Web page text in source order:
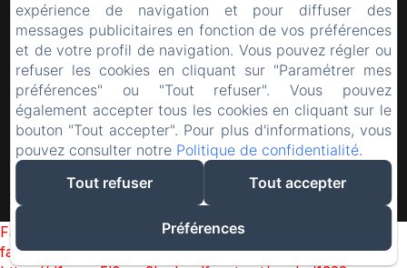
La région
Le château
Contact
EN FR
Créé par Amenitiz
Failed to load BookingEngine/index: Loading chunk 1322
failed. (missing:
expérience de navigation et pour diffuser des
messages publicitaires en fonction de vos préférences
et de votre profil de navigation. Vous pouvez régler ou
refuser les cookies en cliquant sur "Paramétrer mes
préférences" ou "Tout refuser". Vous pouvez
également accepter tous les cookies en cliquant sur le
bouton "Tout accepter". Pour plus d'informations, vous
pouvez consulter notre Politique de confidentialité.
Tout refuser
Tout accepter
Préférences